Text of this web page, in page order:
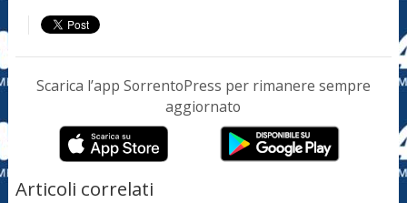
Scarica l’app SorrentoPress per rimanere sempre
aggiornato
Articoli correlati